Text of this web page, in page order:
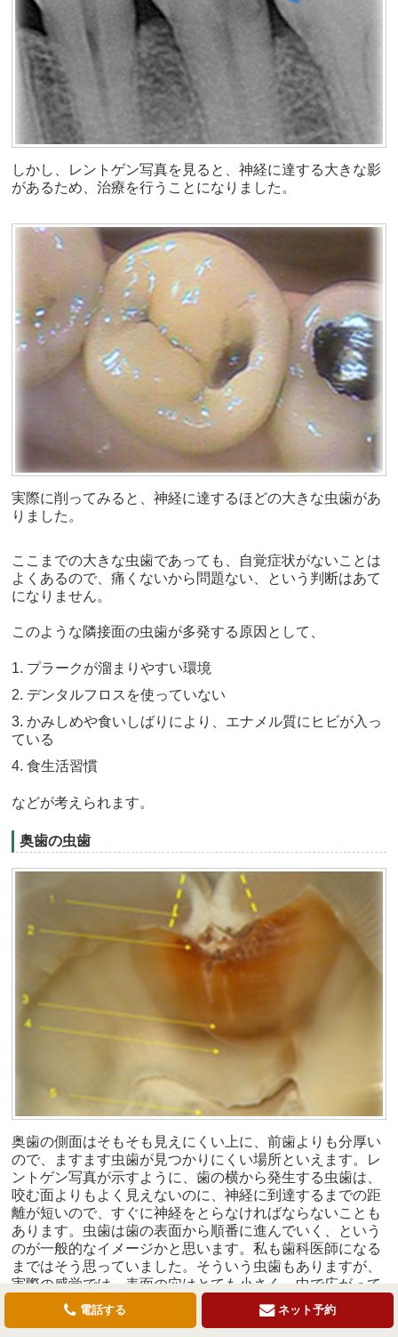
しかし、レントゲン写真を見ると、神経に達する大きな影
があるため、治療を行うことになりました。
実際に削ってみると、神経に達するほどの大きな虫歯があ
りました。
ここまでの大きな虫歯であっても、自覚症状がないことは
よくあるので、痛くないから問題ない、という判断はあて
になりません。
このような隣接面の虫歯が多発する原因として、
1. プラークが溜まりやすい環境
2. デンタルフロスを使っていない
3. かみしめや食いしばりにより、エナメル質にヒビが入っ
ている
4. 食生活習慣
などが考えられます。
奥歯の虫歯
奥歯の側面はそもそも見えにくい上に、前歯よりも分厚い
ので、ますます虫歯が見つかりにくい場所といえます。レ
ントゲン写真が示すように、歯の横から発生する虫歯は、
咬む面よりもよく見えないのに、神経に到達するまでの距
離が短いので、すぐに神経をとらなければならないことも
あります。虫歯は歯の表面から順番に進んでいく、という
のが一般的なイメージかと思います。私も歯科医師になる
まではそう思っていました。そういう虫歯もありますが、
実際の感覚では、表面の穴はとても小さく、中で広がって
いることが多いです。レントゲンを撮らずに口の中をさー
っと診るだけでは発見することは困難です。この写真は虫
電話する ネット予約